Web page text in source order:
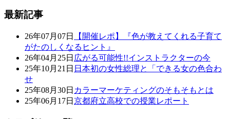
最新記事
26年07月07日
【開催レポ】『色が教えてくれる子育て
がたのしくなるヒント』
26年04月25日 広がる可能性!!インストラクターの今
25年10月21日 日本初の女性総理と「できる女の色合わ
せ
25年08月30日 カラーマーケティングのそもそもとは
25年06月17日 京都府立高校での授業レポート